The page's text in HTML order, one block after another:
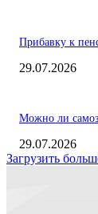
Прибавку к
29.07.2026
Можно ли
29.07.2026
Загрузить